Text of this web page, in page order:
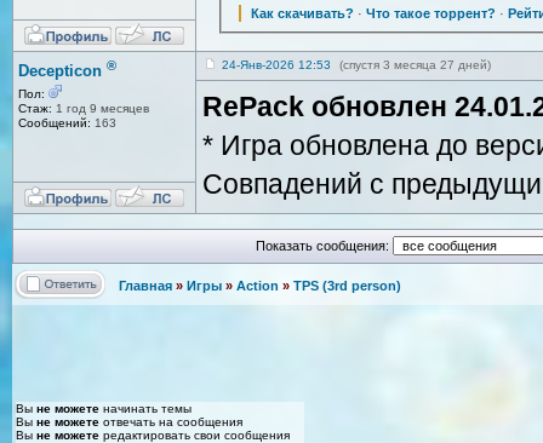
Как скачивать? · Что такое торрент? ·
Decepticon ®
Пол:
Стаж: 1 год 9 месяцев
Сообщений: 163
24-Янв-2026 12:53 (спустя 3 месяца 27 дней)
RePack обновлен
* Игра обновлена до
Совпадений с
Показать сообщения:
Главная » Игры » Action » TPS (3rd person)
Вы не можете начинать темы
Вы не можете отвечать на сообщения
Вы не можете редактировать свои сообщения